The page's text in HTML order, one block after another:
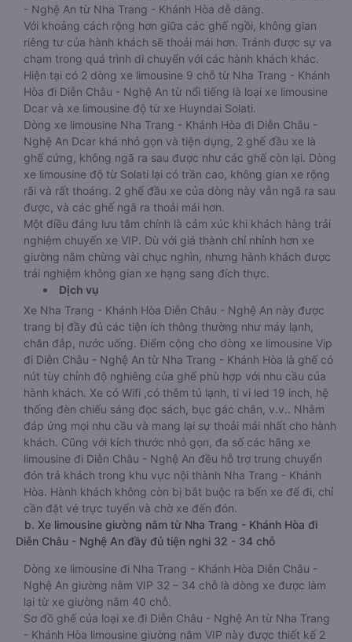
- Nghệ An từ Nha Trang - Khánh Hòa dễ dàng.
Với khoảng cách rộng hơn giữa các ghế ngồi, không gian
riêng tư của hành khách sẽ thoải mái hơn. Tránh được sự va
chạm trong quá trình di chuyển với các hành khách khác.
Hiện tại có 2 dòng xe limousine 9 chỗ từ Nha Trang - Khánh
Hòa đi Diễn Châu - Nghệ An từ nổi tiếng là loại xe limousine
Dcar và xe limousine độ từ xe Huyndai Solati.
Dòng xe limousine Nha Trang - Khánh Hòa đi Diễn Châu -
Nghệ An Dcar khá nhỏ gọn và tiện dụng, 2 ghế đầu xe là
ghế cứng, không ngã ra sau được như các ghế còn lại. Dòng
xe limousine độ từ Solati lại có trần cao, không gian xe rộng
rãi và rất thoáng. 2 ghế đầu xe của dòng này vẫn ngã ra sau
được, và các ghế ngã ra thoải mái hơn.
Một điều đáng lưu tâm chính là cảm xúc khi khách hàng trải
nghiệm chuyến xe VIP. Dù với giá thành chỉ nhỉnh hơn xe
giường nằm chừng vài chục nghìn, nhưng hành khách được
trải nghiệm không gian xe hạng sang đích thực.
Dịch vụ
Xe Nha Trang - Khánh Hòa Diễn Châu - Nghệ An này được
trang bị đầy đủ các tiện ích thông thường như máy lạnh,
chăn đắp, nước uống. Điểm cộng cho dòng xe limousine Vip
đi Diễn Châu - Nghệ An từ Nha Trang - Khánh Hòa là ghế có
nút tùy chỉnh độ nghiêng của ghế phù hợp với nhu cầu của
hành khách. Xe có Wifi ,có thêm tủ lạnh, ti vi led 19 inch, hệ
thống đèn chiếu sáng đọc sách, bục gác chân, v.v.. Nhằm
đáp ứng mọi nhu cầu và mang lại sự thoải mái nhất cho hành
khách. Cũng với kích thước nhỏ gọn, đa số các hãng xe
limousine đi Diễn Châu - Nghệ An đều hỗ trợ trung chuyển
đón trả khách trong khu vực nội thành Nha Trang - Khánh
Hòa. Hành khách không còn bị bắt buộc ra bến xe để đi, chỉ
cần đặt vé trực tuyến và chờ xe đến đón.
b. Xe limousine giường nằm từ Nha Trang - Khánh Hòa đi
Diễn Châu - Nghệ An đầy đủ tiện nghi 32 - 34 chỗ
Dòng xe limousine đi Nha Trang - Khánh Hòa Diễn Châu -
Nghệ An giường nằm VIP 32 – 34 chỗ là dòng xe được làm
lại từ xe giường nằm 40 chỗ.
Sơ đồ ghế của loại xe đi Diễn Châu - Nghệ An từ Nha Trang
- Khánh Hòa limousine giường nằm VIP này được thiết kế 2